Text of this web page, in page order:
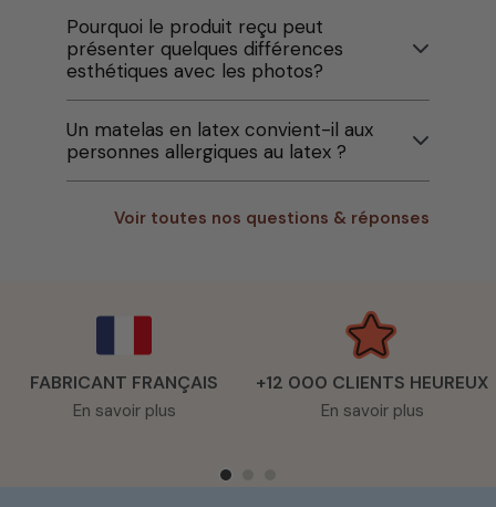
Pourquoi le produit reçu peut
présenter quelques différences
esthétiques avec les photos?
Un matelas en latex convient-il aux
personnes allergiques au latex ?
Voir toutes nos questions & réponses
FABRICANT FRANÇAIS
En savoir plus
+12 000 CLIENTS HEUREUX
En savoir plus